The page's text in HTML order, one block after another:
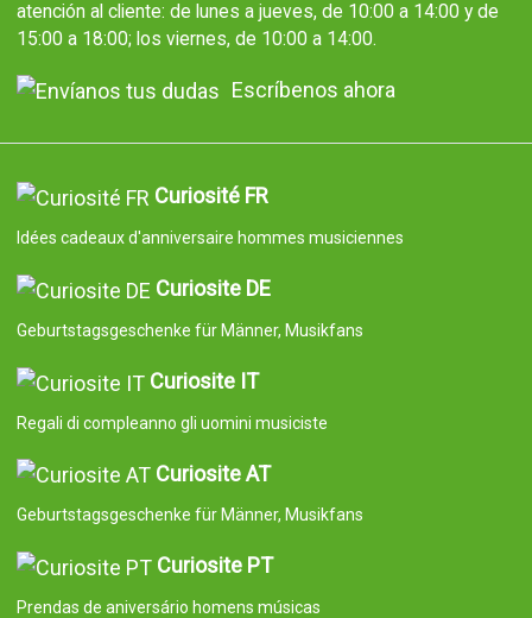
atención al cliente: de lunes a jueves, de 10:00 a 14:00 y de
15:00 a 18:00; los viernes, de 10:00 a 14:00.
Escríbenos ahora
Curiosité FR
Idées cadeaux d'anniversaire hommes musiciennes
Curiosite DE
Geburtstagsgeschenke für Männer, Musikfans
Curiosite IT
Regali di compleanno gli uomini musiciste
Curiosite AT
Geburtstagsgeschenke für Männer, Musikfans
Curiosite PT
Prendas de aniversário homens músicas